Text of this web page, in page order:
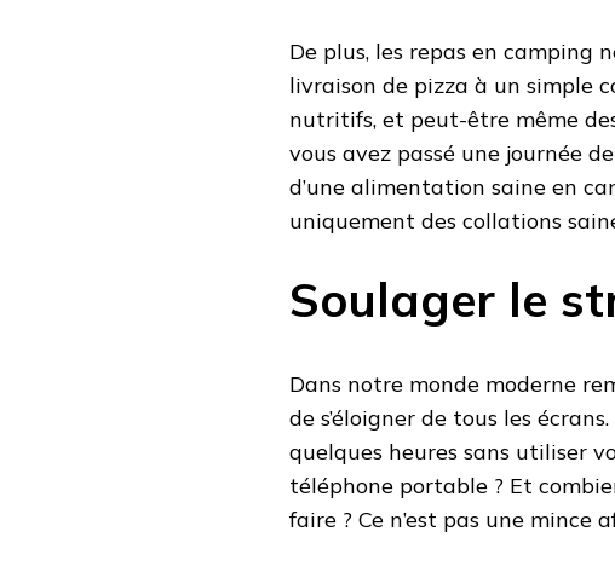
De plus, les repas en camping
livraison de pizza à un simple
nutritifs, et peut-être même
vous avez passé une journée
d’une alimentation saine en
uniquement des collations
Soulager le
Dans notre monde moderne
de s’éloigner de tous les
quelques heures sans utiliser
téléphone portable ? Et
faire ? Ce n’est pas une mince